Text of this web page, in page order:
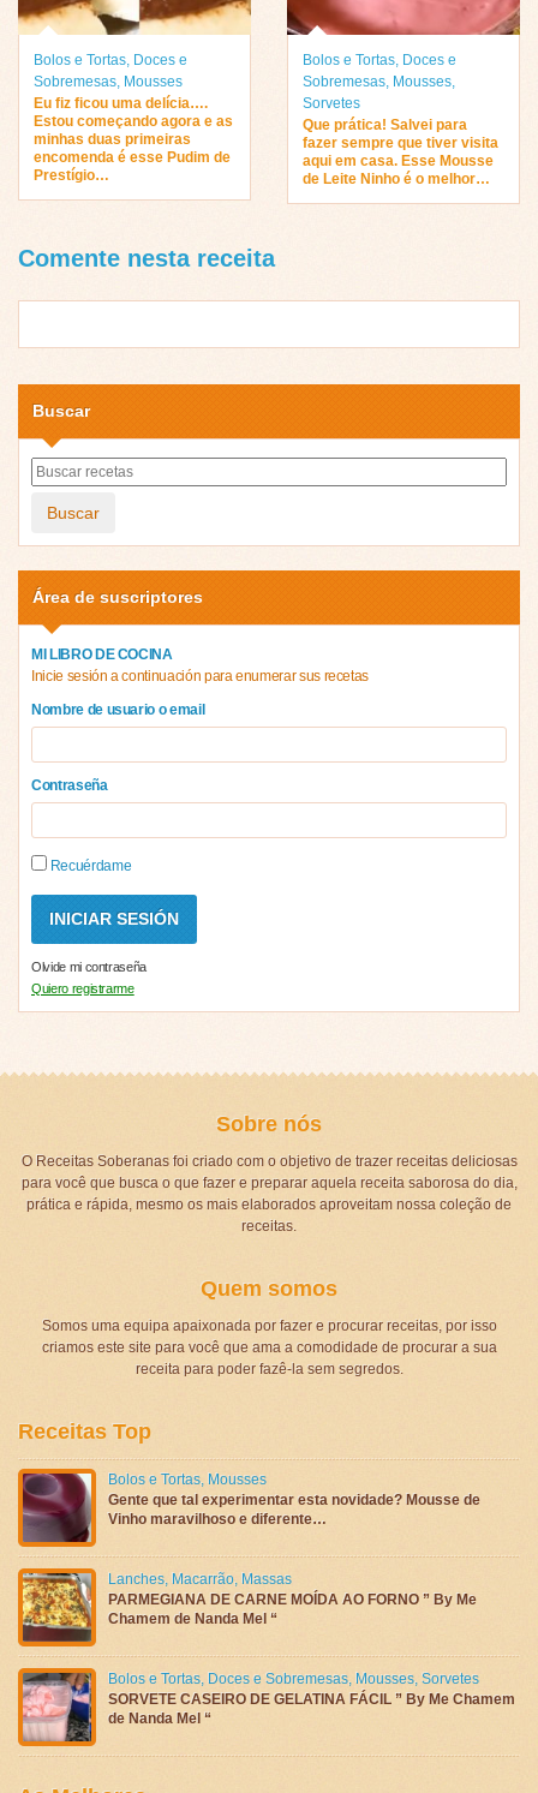
Bolos e Tortas, Doces e
Sobremesas, Mousses
Eu fiz ficou uma delícia….
Estou começando agora e as
minhas duas primeiras
encomenda é esse Pudim de
Prestígio…
Bolos e Tortas, Doces e
Sobremesas, Mousses,
Sorvetes
Que prática! Salvei para
fazer sempre que tiver visita
aqui em casa. Esse Mousse
de Leite Ninho é o melhor…
Comente nesta receita
Buscar
Buscar
Área de suscriptores
MI LIBRO DE COCINA
Inicie sesión a continuación para enumerar sus recetas
Nombre de usuario o email
Contraseña
Recuérdame
Olvide mi contraseña
Quiero registrarme
Sobre nós
O Receitas Soberanas foi criado com o objetivo de trazer receitas deliciosas
para você que busca o que fazer e preparar aquela receita saborosa do dia,
prática e rápida, mesmo os mais elaborados aproveitam nossa coleção de
receitas.
Quem somos
Somos uma equipa apaixonada por fazer e procurar receitas, por isso
criamos este site para você que ama a comodidade de procurar a sua
receita para poder fazê-la sem segredos.
Receitas Top
Bolos e Tortas, Mousses
Gente que tal experimentar esta novidade? Mousse de
Vinho maravilhoso e diferente…
Lanches, Macarrão, Massas
PARMEGIANA DE CARNE MOÍDA AO FORNO ” By Me
Chamem de Nanda Mel “
Bolos e Tortas, Doces e Sobremesas, Mousses, Sorvetes
SORVETE CASEIRO DE GELATINA FÁCIL ” By Me Chamem
de Nanda Mel “